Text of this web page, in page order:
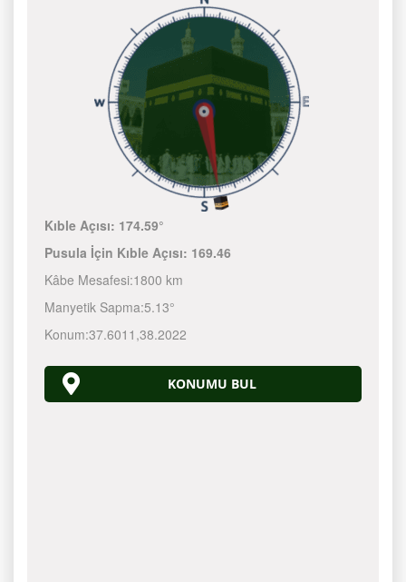
Kıble Açısı: 174.59°
Pusula İçin Kıble Açısı: 169.46
Kâbe Mesafesi:1800 km
Manyetik Sapma:5.13°
Konum:37.6011 ,38.2022
KONUMU BUL